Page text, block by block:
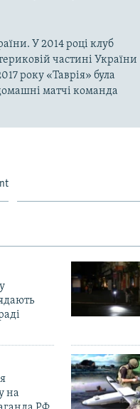
У 2014 році клуб
частині України
року «Таврія» була
матчі команда
на